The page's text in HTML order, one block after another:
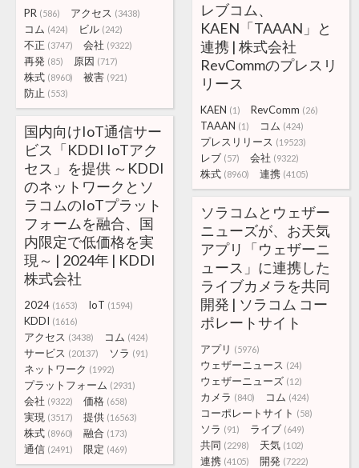
PR (586) アクセス (3438)
コム (424) ビル (242)
不正 (3747) 会社 (9322)
再発 (85) 原因 (717)
株式 (8960) 被害 (921)
防止 (553)
レブコム、
KAEN「TAAAN」と
連携 | 株式会社
RevCommのプレスリ
リース
KAEN (1) RevComm (26)
TAAAN (1) コム (424)
プレスリリース (19523)
レブ (57) 会社 (9322)
株式 (8960) 連携 (4105)
国内向けIoT通信サー
ビス「KDDI IoTアク
セス」を提供 ～KDDI
のネットワークとソ
ラコムのIoTプラット
フォームを融合、国
内限定で低価格を実
現～ | 2024年 | KDDI
株式会社
2024 (1653) IoT (1594)
KDDI (1616)
アクセス (3438) コム (424)
サービス (20137) ソラ (91)
ネットワーク (1992)
プラットフォーム (2931)
会社 (9322) 価格 (658)
実現 (3517) 提供 (16563)
株式 (8960) 融合 (173)
通信 (2491) 限定 (469)
ソラコムとウェザー
ニューズが、お天気
アプリ「ウェザーニ
ュース」に連携した
ライブカメラを共同
開発 | ソラコム コー
ポレートサイト
アプリ (5976)
ウェザーニュース (24)
ウェザーニューズ (12)
カメラ (840) コム (424)
コーポレートサイト (58)
ソラ (91) ライブ (649)
共同 (2298) 天気 (102)
連携 (4105) 開発 (7222)